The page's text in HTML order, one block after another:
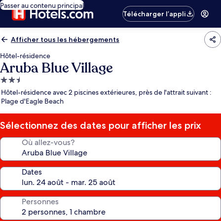
Passer au contenu principal
Télécharger l’appli
Afficher tous les hébergements
Hôtel-résidence
Aruba Blue Village
Hébergement
2.5 étoiles
Hôtel-résidence avec 2 piscines extérieures, près de l'attrait suivant :
Plage d'Eagle Beach
Sélectionnez des dates pour afficher les prix
Où allez-vous?
Dates
Personnes